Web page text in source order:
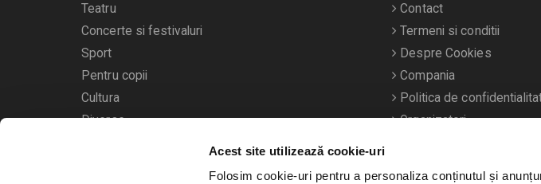
Acest site utilizează cookie-uri
Folosim cookie-uri pentru a personaliza conținutul și
Teatru
Concerte si festivaluri
Sport
Pentru copii
Cultura
Diverse
Calendarul evenimentelor
Contact
Termeni si conditii
Despre Cookies
Compania
Politica de
Organizatori